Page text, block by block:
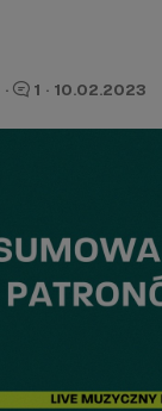
· 1 · 10.02.2023